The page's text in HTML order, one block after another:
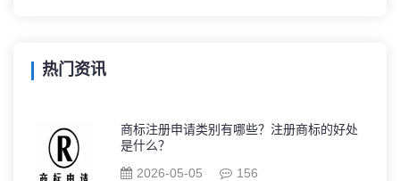
热门资讯
商标注册申请类别有哪些？注册商标的好处
是什么？
2026-05-05
156